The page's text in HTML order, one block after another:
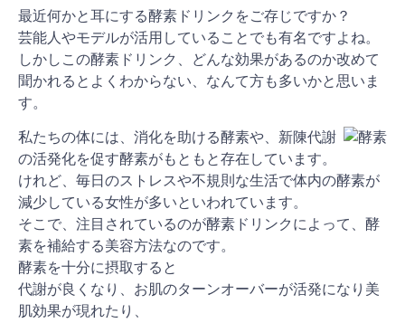
最近何かと耳にする酵素ドリンクをご存じですか？
芸能人やモデルが活用していることでも有名ですよね。
しかしこの酵素ドリンク、どんな効果があるのか改めて
聞かれるとよくわからない、なんて方も多いかと思いま
す。
私たちの体には、消化を助ける酵素や、新陳代謝
の活発化を促す酵素がもともと存在しています。
けれど、毎日のストレスや不規則な生活で体内の酵素が
減少している女性が多いといわれています。
そこで、注目されているのが酵素ドリンクによって、酵
素を補給する美容方法なのです。
酵素を十分に摂取すると
代謝が良くなり、お肌のターンオーバーが活発になり美
肌効果が現れたり、